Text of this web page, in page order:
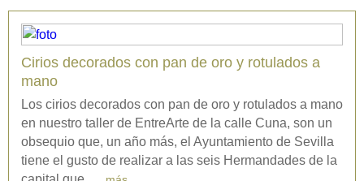
Cirios decorados con pan de oro y rotulados a
mano
Los cirios decorados con pan de oro y rotulados a mano
en nuestro taller de EntreArte de la calle Cuna, son un
obsequio que, un año más, el Ayuntamiento de Sevilla
tiene el gusto de realizar a las seis Hermandades de la